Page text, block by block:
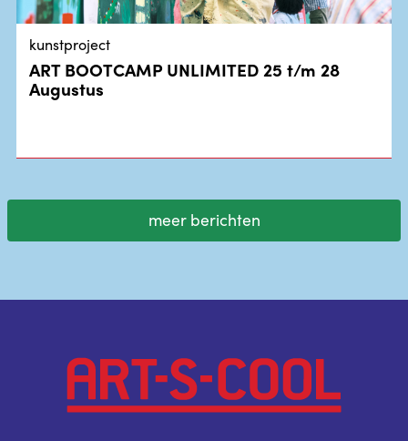
kunstproject
ART BOOTCAMP UNLIMITED 25 t/m 28
Augustus
meer berichten